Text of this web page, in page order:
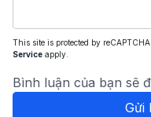
This site is protected by
Service apply.
Bình luận của bạn sẽ
Gửi